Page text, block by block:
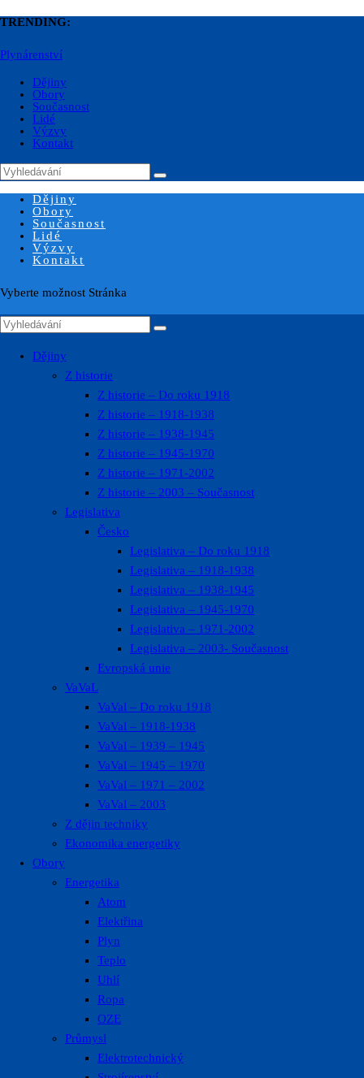
TRENDING:
Plynárenství
Dějiny
Obory
Současnost
Lidé
Výzvy
Kontakt
Dějiny
Obory
Současnost
Lidé
Výzvy
Kontakt
Vyberte možnost Stránka
Dějiny
Z historie
Z historie – Do roku 1918
Z historie – 1918-1938
Z historie – 1938-1945
Z historie – 1945-1970
Z historie – 1971-2002
Z historie – 2003 – Současnost
Legislativa
Česko
Legislativa – Do roku 1918
Legislativa – 1918-1938
Legislativa – 1938-1945
Legislativa – 1945-1970
Legislativa – 1971-2002
Legislativa – 2003- Současnost
Evropská unie
VaVaL
VaVal – Do roku 1918
VaVal – 1918-1938
VaVal – 1939 – 1945
VaVal – 1945 – 1970
VaVal – 1971 – 2002
VaVal – 2003
Z dějin techniky
Ekonomika energetiky
Obory
Energetika
Atom
Elektřina
Plyn
Teplo
Uhlí
Ropa
OZE
Průmysl
Elektrotechnický